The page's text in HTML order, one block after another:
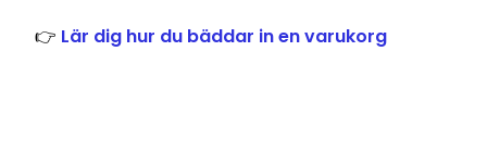
👉 Lär dig hur du bäddar in en varukorg